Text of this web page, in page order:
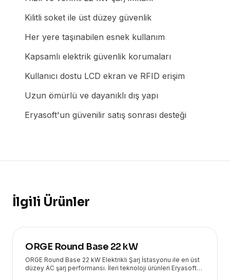
Kilitli soket ile üst düzey güvenlik
Her yere taşınabilen esnek kullanım
Kapsamlı elektrik güvenlik korumaları
Kullanıcı dostu LCD ekran ve RFID erişim
Uzun ömürlü ve dayanıklı dış yapı
Eryasoft'un güvenilir satış sonrası desteği
İlgili Ürünler
ORGE Round Base 22 kW
ORGE Round Base 22 kW Elektrikli Şarj İstasyonu ile en üst
düzey AC şarj performansı. İleri teknoloji ürünleri Eryasoft